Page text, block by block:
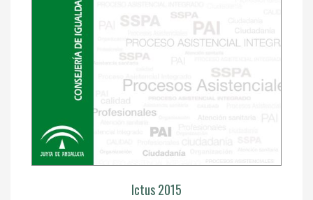
Ictus 2015